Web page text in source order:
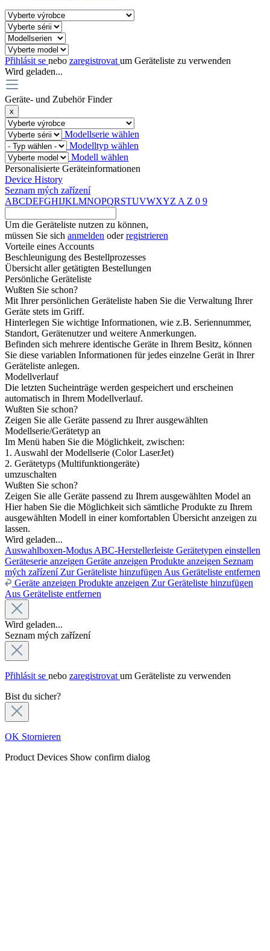
Přihlásit se nebo zaregistrovat um Geräteliste zu verwenden
Wird geladen...
Geräte- und Zubehör Finder
x
Modellserie wählen
Modelltyp wählen
Modell wählen
Personalisierte Geräteinformationen
Device History
Seznam mých zařízení
ABCDEFGHIJKLMNOPQRSTUVWXYZ A Z 0 9
Um die Geräteliste nutzen zu können,
müssen Sie sich anmelden oderregistrieren
Vorteile eines Accounts
Beschleunigung des Bestellprozesses
Übersicht aller getätigten Bestellungen
Persönliche Geräteliste
Wußten Sie schon?
Mit Ihrer persönlichen Geräteliste haben Sie die Verwaltung Ihrer
Geräte stets im Griff.
Hinterlegen Sie wichtige Informationen, wie z.B. Seriennummer,
Standort, Gerätenutzer und weitere Anmerkungen.
Befinden sich mehrere identische Geräte in Ihrem Besitz, können
Sie diese variablen Informationen für jedes einzelne Gerät in Ihrer
Geräteliste anlegen.
Modellverlauf
Die letzten Sucheinträge werden gespeichert und erscheinen
automatisch in Ihrem Modellverlauf.
Wußten Sie schon?
Zeigen Sie alle Geräte passend zu Ihrer ausgewählten
Modellserie/Gerätetyp an
Im Menü haben Sie die Möglichkeit, zwischen:
1. Auswahl der Modellserie (Color LaserJet)
2. Gerätetyps (Multifunktiongeräte)
umzuschalten
Wußten Sie schon?
Zeigen Sie alle Geräte passend zu Ihrem ausgewählten Model an
Hier haben Sie die Möglichkeit sich sämtliche Produkte zu Ihrem
ausgewählten Modell in einer komfortablen Übersicht anzeigen zu
lassen.
Wird geladen...
Auswahlboxen-Modus ABC-Herstellerleiste Gerätetypen einstellen
Geräteserie anzeigen Geräte anzeigen Produkte anzeigen Seznam
mých zařízení Zur Geräteliste hinzufügen Aus Geräteliste entfernen
Geräte anzeigen Produkte anzeigen Zur Geräteliste hinzufügen
Aus Geräteliste entfernen
Wird geladen...
Seznam mých zařízení
Přihlásit se nebo zaregistrovat um Geräteliste zu verwenden
Bist du sicher?
OK Stornieren
Product Devices Show confirm dialog